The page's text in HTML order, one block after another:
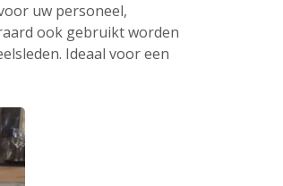
uw personeel,
ook gebruikt worden
Ideaal voor een